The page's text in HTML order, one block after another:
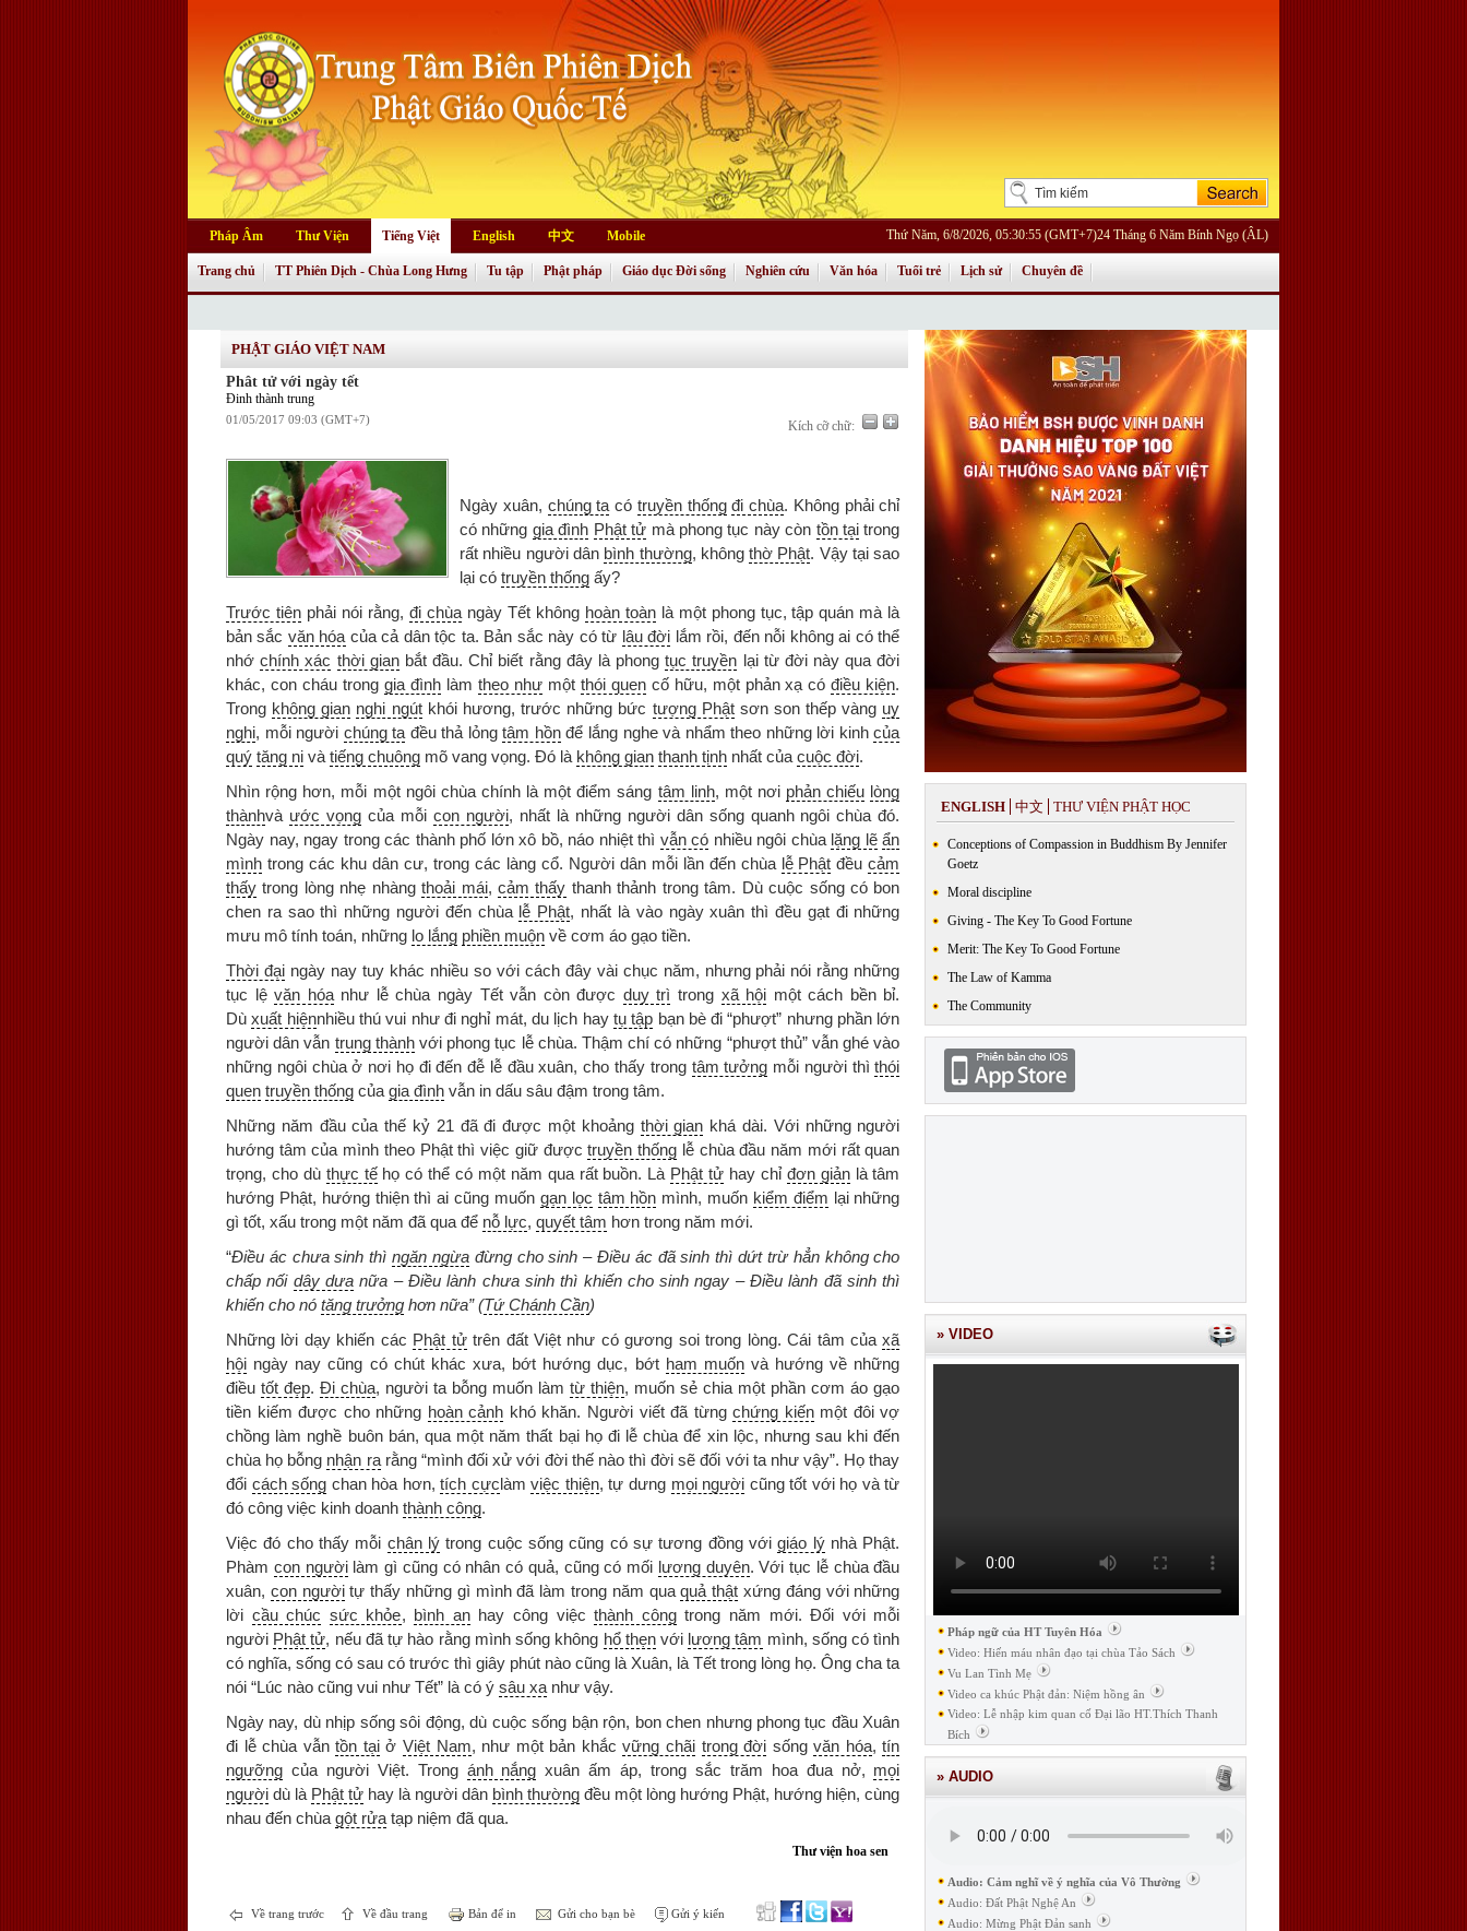
Pháp Âm Thư Viện Tiếng Việt English 中文 Mobile Thứ Năm, 6/8/2026, 05:30:55 (GMT+7)24 Tháng 6 Năm Bính Ngọ (ÂL)
Trang chủ TT Phiên Dịch - Chùa Long Hưng Tu tập Phật pháp Giáo dục Đời sống Nghiên cứu Văn hóa Tuổi trẻ Lịch sử Chuyên đề
PHẬT GIÁO VIỆT NAM
Phât tử với ngày tết
Đinh thành trung
01/05/2017 09:03 (GMT+7) Kích cỡ chữ:
Ngày xuân, chúng ta có truyền thống đi chùa. Không phải chỉ
có những gia đình Phật tử mà phong tục này còn tồn tại trong
rất nhiều người dân bình thường, khôngthờ Phật. Vậy tại sao
lại có truyền thống ấy?
Trước tiênphải nói rằng, đi chùangày Tết không hoàn toànlà một phong tục, tập quán mà là
bản sắc văn hóa của cả dân tộc ta. Bản sắc này có từ lâu đời lắm rồi, đến nỗi không ai có thể
nhớchính xác thời gianbắt đầu. Chỉ biết rằng đây là phongtục truyền lại từ đời này qua đời
khác, con cháu trong gia đìnhlàm theo nhưmột thói quencố hữu, một phản xạ cóđiều kiện.
Trong không gian nghi ngútkhói hương, trước những bức tượng Phậtsơn son thếp vàng uy
nghi, mỗi người chúng ta đều thả lỏngtâm hồnđể lắng nghe và nhẩm theo những lời kinhcủa
quý tăng ni và tiếng chuông mõ vang vọng. Đó là không gian thanh tịnh nhất của cuộc đời.
Nhìn rộng hơn, mỗi một ngôi chùa chính là một điểm sáng tâm linh, một nơi phản chiếu lòng
thànhvà ước vọngcủa mỗi con người, nhất là những người dân sống quanh ngôi chùa đó.
Ngày nay, ngay trong các thành phố lớn xô bồ, náo nhiệt thì vẫn có nhiều ngôi chùa lặng lẽ ẩn
mình trong các khu dân cư, trong các làng cổ. Người dân mỗi lần đến chùa lễ Phật đềucảm
thấy trong lòng nhẹ nhàngthoải mái,cảm thấy thanh thảnh trong tâm. Dù cuộc sống có bon
chen ra sao thì những người đến chùa lễ Phật, nhất là vào ngày xuân thì đều gạt đi những
mưu mô tính toán, những lo lắng phiền muộn về cơm áo gạo tiền.
Thời đạingày nay tuy khác nhiều so với cách đây vài chục năm, nhưng phải nói rằng những
tục lệvăn hóanhư lễ chùa ngày Tết vẫn còn được duy trì trong xã hội một cách bền bỉ.
Dùxuất hiệnnhiều thú vui như đi nghỉ mát, du lịch hay tụ tập bạn bè đi “phượt” nhưng phần lớn
người dân vẫn trung thànhvới phong tục lễ chùa. Thậm chí có những “phượt thủ” vẫn ghé vào
những ngôi chùa ở nơi họ đi đến đễ lễ đầu xuân, cho thấy trong tâm tưởng mỗi người thìthói
quen truyền thống của gia đình vẫn in dấu sâu đậm trong tâm.
Những năm đầu của thế kỷ 21 đã đi được một khoảng thời gian khá dài. Với những người
hướng tâm của mình theo Phật thì việc giữ đượctruyền thống lễ chùa đầu năm mới rất quan
trọng, cho dù thực tếhọ có thể có một năm qua rất buồn. Là Phật tử hay chỉ đơn giảnlà tâm
hướng Phật, hướng thiện thì ai cũng muốn gạn lọc tâm hồn mình, muốn kiểm điểm lại những
gì tốt, xấu trong một năm đã qua để nỗ lực, quyết tâm hơn trong năm mới.
“Điều ác chưa sinh thìngăn ngừađừng cho sinh – Điều ác đã sinh thì dứt trừ hẳn không cho
chấp nối dây dưanữa – Điều lành chưa sinh thì khiến cho sinh ngay – Điều lành đã sinh thì
khiến cho nó tăng trưởng hơn nữa” (Tứ Chánh Cần)
Những lời dạy khiến các Phật tửtrên đất Việt như có gương soi trong lòng. Cái tâm củaxã
hội ngày nay cũng có chút khác xưa, bớt hướng dục, bớt ham muốnvà hướng về những
điềutốt đẹp.Đi chùa, người ta bỗng muốn làmtừ thiện, muốn sẻ chia một phần cơm áo gạo
tiền kiếm được cho những hoàn cảnh khó khăn. Người viết đã từngchứng kiếnmột đôi vợ
chồng làm nghề buôn bán, qua một năm thất bại họ đi lễ chùa để xin lộc, nhưng sau khi đến
chùa họ bỗng nhận rarằng “mình đối xử với đời thế nào thì đời sẽ đối với ta như vậy”. Họ thay
đổi cách sống chan hòa hơn,tích cựclàmviệc thiện, tự dưng mọi người cũng tốt với họ và từ
đó công việc kinh doanh thành công.
Việc đó cho thấy mỗi chân lý trong cuộc sống cũng có sự tương đồng vớigiáo lýnhà Phật.
Phàm con ngườilàm gì cũng có nhân có quả, cũng có mối lương duyên. Với tục lễ chùa đầu
xuân, con ngườitự thấy những gì mình đã làm trong năm quaquả thật xứng đáng với những
lời cầu chúc sức khỏe, bình anhay công việcthành côngtrong năm mới. Đối với mỗi
người Phật tử, nếu đã tự hào rằng mình sống không hổ thẹnvới lương tâm mình, sống có tình
có nghĩa, sống có sau có trước thì giây phút nào cũng là Xuân, là Tết trong lòng họ. Ông cha ta
nói “Lúc nào cũng vui như Tết” là có ý sâu xa như vậy.
Ngày nay, dù nhịp sống sôi động, dù cuộc sống bận rộn, bon chen nhưng phong tục đầu Xuân
đi lễ chùa vẫntồn tạiở Việt Nam, như một bản khắcvững chãi trong đời sốngvăn hóa,tín
ngưỡng của người Việt. Trong ánh nắng xuân ấm áp, trong sắc trăm hoa đua nở, mọi
người dù là Phật tử hay là người dân bình thường đều một lòng hướng Phật, hướng hiện, cùng
nhau đến chùa gột rửa tạp niệm đã qua.
Thư viện hoa sen
Về trang trước Về đầu trang Bản để in Gửi cho bạn bè Gửi ý kiến
ENGLISH 中文 THƯ VIỆN PHẬT HỌC
Conceptions of Compassion in Buddhism By Jennifer
Goetz
Moral discipline
Giving - The Key To Good Fortune
Merit: The Key To Good Fortune
The Law of Kamma
The Community
» VIDEO
Pháp ngữ của HT Tuyên Hóa
Video: Hiến máu nhân đạo tại chùa Tảo Sách
Vu Lan Tình Mẹ
Video ca khúc Phật đản: Niệm hồng ân
Video: Lễ nhập kim quan cố Đại lão HT.Thích Thanh
Bích
» AUDIO
Audio: Cảm nghĩ về ý nghĩa của Vô Thường
Audio: Đất Phật Nghệ An
Audio: Mừng Phật Đản sanh